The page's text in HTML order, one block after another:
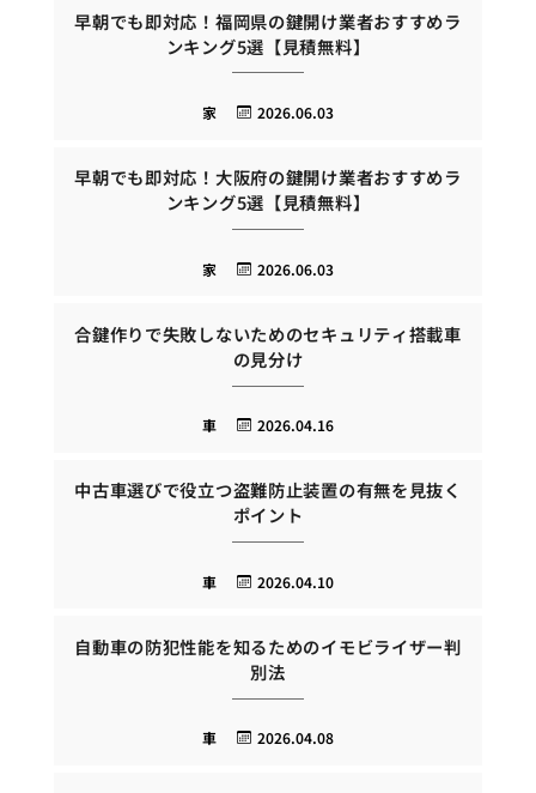
早朝でも即対応！福岡県の鍵開け業者おすすめラ
ンキング5選【見積無料】
2026.06.03
家
早朝でも即対応！大阪府の鍵開け業者おすすめラ
ンキング5選【見積無料】
2026.06.03
家
合鍵作りで失敗しないためのセキュリティ搭載車
の見分け
2026.04.16
車
中古車選びで役立つ盗難防止装置の有無を見抜く
ポイント
2026.04.10
車
自動車の防犯性能を知るためのイモビライザー判
別法
2026.04.08
車